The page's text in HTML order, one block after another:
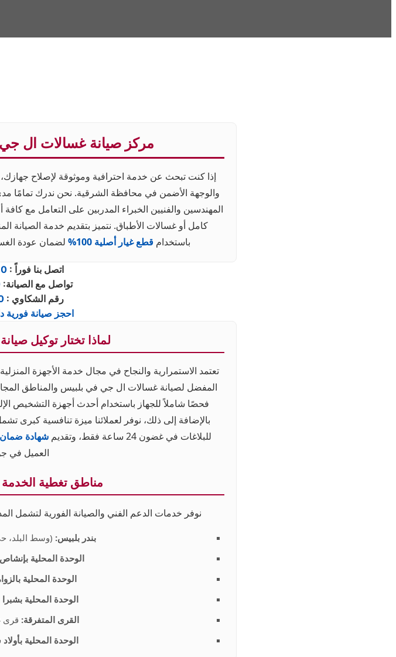
مركز صيانة غسالات ال
إذا كنت تبحث عن خدمة احترافية وموثوقة لإصلاح
والوجهة الأضمن في محافظة الشرقية. نحن ندرك تمامًا
كامل أو غسالات الأطباق. نتميز بتقديم خدمة الصيانة
باستخدام قطع غيار أصلية 100% لضمان عودة
: اتصل بنا فوراً
:تواصل مع الصيانة
: رقم الشكاوي
احجز صيانة فورية
لماذا تختار توكيل
تعتمد الاستمرارية والنجاح في مجال خدمة الأجهزة
المفضل لصيانة غسالات ال جي في بلبيس والمناطق
فحصًا شاملاً للجهاز باستخدام أحدث أجهزة التشخيص
بالإضافة إلى ذلك، نوفر لعملائنا ميزة تنافسية كبرى
للبلاغات في غضون 24 ساعة فقط، وتقديم
شهادة ضمان
العميل في
مناطق تغطية
نوفر خدمات الدعم الفني والصيانة الفورية لتشمل
بندر بلبيس: (وسط البلد،
الوحدة المحلية
الوحدة المحلية
الوحدة المحلية بشبرا
القرى المتفرقة: قرى
الوحدة المحلية